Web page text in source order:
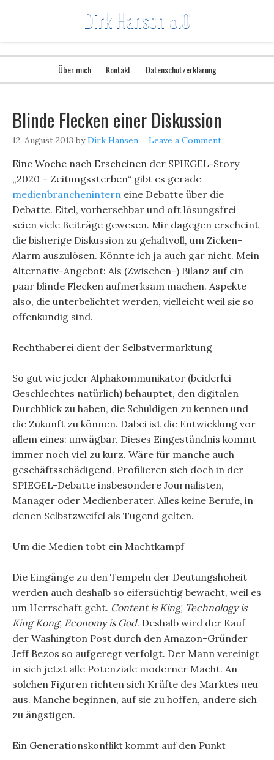
Dirk Hansen 5.0
Über mich Kontakt Datenschutzerklärung
Blinde Flecken einer Diskussion
12. August 2013 byDirk Hansen Leave a Comment
Eine Woche nach Erscheinen der SPIEGEL-Story
„2020 – Zeitungssterben“ gibt es gerade
medienbranchenintern eine Debatte über die
Debatte. Eitel, vorhersehbar und oft lösungsfrei
seien viele Beiträge gewesen. Mir dagegen erscheint
die bisherige Diskussion zu gehaltvoll, um Zicken-
Alarm auszulösen. Könnte ich ja auch gar nicht. Mein
Alternativ-Angebot: Als (Zwischen-) Bilanz auf ein
paar blinde Flecken aufmerksam machen. Aspekte
also, die unterbelichtet werden, vielleicht weil sie so
offenkundig sind.
Rechthaberei dient der Selbstvermarktung
So gut wie jeder Alphakommunikator (beiderlei
Geschlechtes natürlich) behauptet, den digitalen
Durchblick zu haben, die Schuldigen zu kennen und
die Zukunft zu können. Dabei ist die Entwicklung vor
allem eines: unwägbar. Dieses Eingeständnis kommt
immer noch viel zu kurz. Wäre für manche auch
geschäftsschädigend. Profilieren sich doch in der
SPIEGEL-Debatte insbesondere Journalisten,
Manager oder Medienberater. Alles keine Berufe, in
denen Selbstzweifel als Tugend gelten.
Um die Medien tobt ein Machtkampf
Die Eingänge zu den Tempeln der Deutungshoheit
werden auch deshalb so eifersüchtig bewacht, weil es
um Herrschaft geht. Content is King, Technology is
King Kong, Economy is God. Deshalb wird der Kauf
der Washington Post durch den Amazon-Gründer
Jeff Bezos so aufgeregt verfolgt. Der Mann vereinigt
in sich jetzt alle Potenziale moderner Macht. An
solchen Figuren richten sich Kräfte des Marktes neu
aus. Manche beginnen, auf sie zu hoffen, andere sich
zu ängstigen.
Ein Generationskonflikt kommt auf den Punkt